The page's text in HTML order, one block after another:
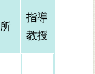
指導
教授